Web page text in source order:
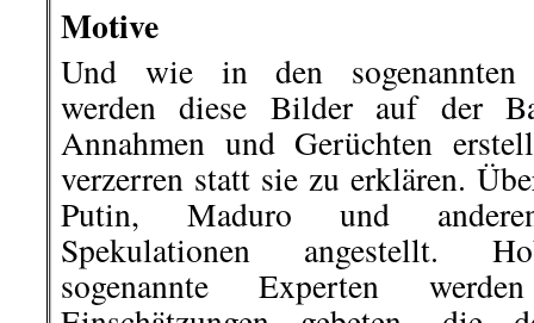
Motive
Und wie in den sogenannten
werden diese Bilder auf der
Annahmen und Gerüchten
verzerren statt sie zu erklären.
Putin, Maduro und
Spekulationen angestellt.
sogenannte Experten